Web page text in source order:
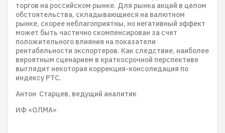
торгов на российском рынке. Для рынка акций в целом
обстоятельства, складывающиеся на валютном
рынке, скорее неблагоприятны, но негативный эффект
может быть частично скомпенсирован за счет
положительного влияния на показатели
рентабельности экспортеров. Как следствие, наиболее
вероятным сценарием в краткосрочной перспективе
выглядит некоторая коррекция-консолидация по
индексу РТС.
Антон Старцев, ведущий аналитик
ИФ «ОЛМА»